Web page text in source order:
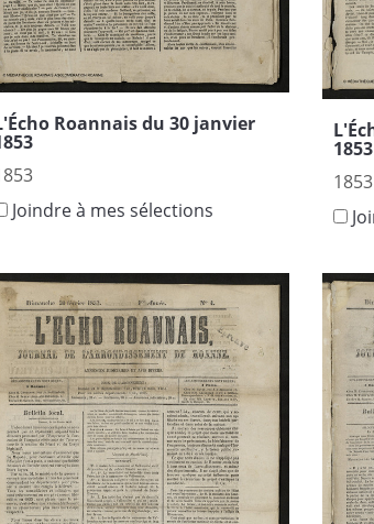
Roannais du 30 janvier
Joindre à mes sélections
1853
1853